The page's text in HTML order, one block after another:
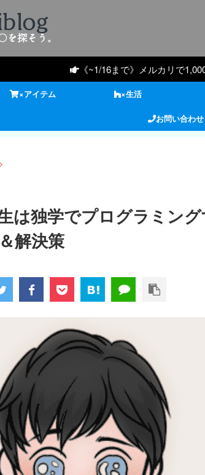
《~1/16まで》メルカリで
×アイテム ×生活
お問い合わせ
>
は独学でプログラミン
解決策